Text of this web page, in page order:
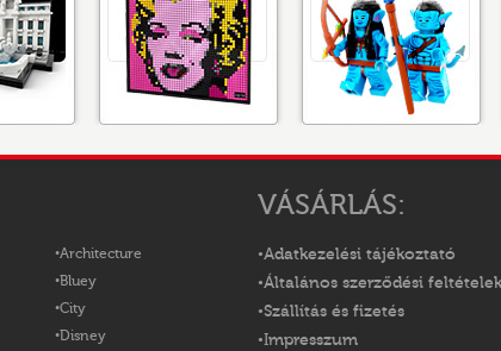
Architecture
Bluey
City
Disney
VÁSÁRLÁS:
Adatkezelési tájékoztató
Általános szerződési feltételek
Szállítás és fizetés
Impresszum